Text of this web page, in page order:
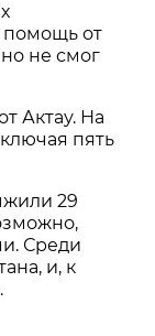
помощь от
не смог
Актау. На
пять
29
Среди
и, к